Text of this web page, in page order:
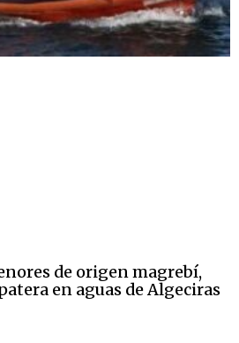
de origen magrebí,
en aguas de Algeciras